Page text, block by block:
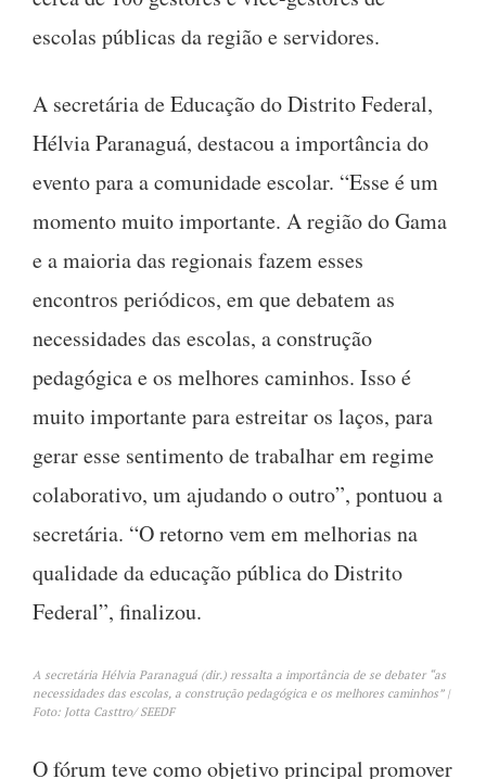
escolas públicas da região e servidores.
A secretária de Educação do Distrito Federal,
Hélvia Paranaguá, destacou a importância do
evento para a comunidade escolar. “Esse é um
momento muito importante. A região do Gama
e a maioria das regionais fazem esses
encontros periódicos, em que debatem as
necessidades das escolas, a construção
pedagógica e os melhores caminhos. Isso é
muito importante para estreitar os laços, para
gerar esse sentimento de trabalhar em regime
colaborativo, um ajudando o outro”, pontuou a
secretária. “O retorno vem em melhorias na
qualidade da educação pública do Distrito
Federal”, finalizou.
A secretária Hélvia Paranaguá (dir.) ressalta a importância de se debater “as
necessidades das escolas, a construção pedagógica e os melhores caminhos” |
Foto: Jotta Casttro/ SEEDF
O fórum teve como objetivo principal promover